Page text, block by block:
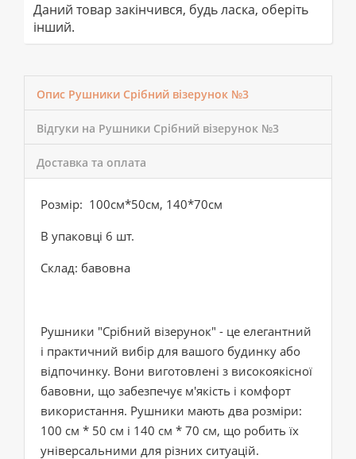
Даний товар закінчився, будь ласка, оберіть
інший.
Опис Рушники Срібний візерунок №3
Відгуки на Рушники Срібний візерунок №3
Доставка та оплата
Розмір: 100см*50см, 140*70см
В упаковці 6 шт.
Склад: бавовна
Рушники "Срібний візерунок" - це елегантний
і практичний вибір для вашого будинку або
відпочинку. Вони виготовлені з високоякісної
бавовни, що забезпечує м'якість і комфорт
використання. Рушники мають два розміри:
100 см * 50 см і 140 см * 70 см, що робить їх
універсальними для різних ситуацій.